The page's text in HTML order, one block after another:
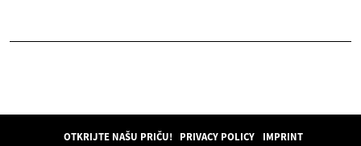
OTKRIJTE NAŠU PRIČU! PRIVACY POLICY IMPRINT